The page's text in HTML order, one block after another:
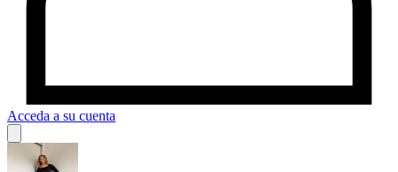
Acceda a su cuenta